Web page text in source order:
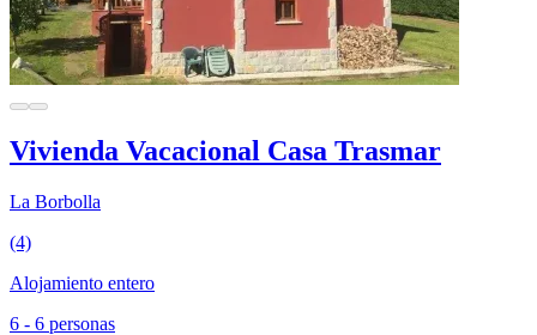
Vivienda Vacacional Casa Trasmar
La Borbolla
(4)
Alojamiento entero
6 - 6 personas